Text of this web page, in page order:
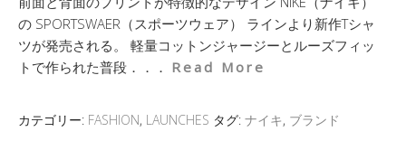
の SPORTSWAER（スポーツウェア） ラインより新作Tシャ
ツが発売される。 軽量コットンジャージーとルーズフィッ
トで作られた普段．．． Read More
カテゴリー: FASHION, LAUNCHES タグ: ナイキ, ブランド